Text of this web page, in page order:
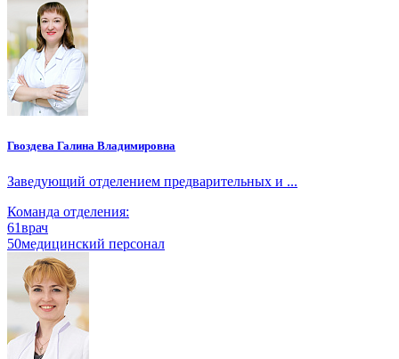
Гвоздева Галина Владимировна
Заведующий отделением предварительных и ...
Команда отделения:
61врач
50медицинский персонал